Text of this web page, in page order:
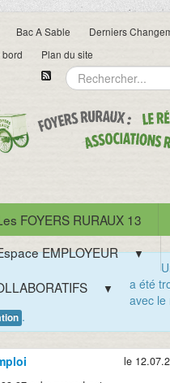
Bac A Sable
Derniers
Plan du site
FOYERS RURAUX 13
EMPLOYEUR
▼
▼
a été
avec le
.
le